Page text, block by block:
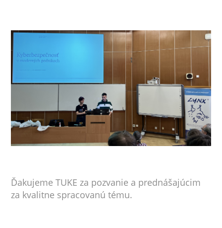
Ďakujeme TUKE za pozvanie a prednášajúcim
za kvalitne spracovanú tému.